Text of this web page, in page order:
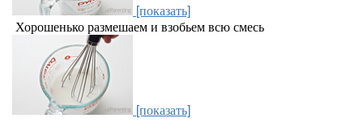
[показать]
Хорошенько размешаем и взобьем всю смесь
[показать]